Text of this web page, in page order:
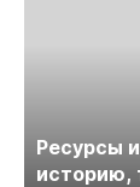
Ресурсы
историю,